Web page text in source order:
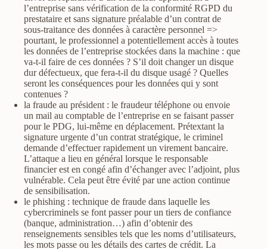
l’entreprise sans vérification de la conformité RGPD du
prestataire et sans signature préalable d’un contrat de
sous-traitance des données à caractère personnel =>
pourtant, le professionnel a potentiellement accès à toutes
les données de l’entreprise stockées dans la machine : que
va-t-il faire de ces données ? S’il doit changer un disque
dur défectueux, que fera-t-il du disque usagé ? Quelles
seront les conséquences pour les données qui y sont
contenues ?
la fraude au président : le fraudeur téléphone ou envoie
un mail au comptable de l’entreprise en se faisant passer
pour le PDG, lui-même en déplacement. Prétextant la
signature urgente d’un contrat stratégique, le criminel
demande d’effectuer rapidement un virement bancaire.
L’attaque a lieu en général lorsque le responsable
financier est en congé afin d’échanger avec l’adjoint, plus
vulnérable. Cela peut être évité par une action continue
de sensibilisation.
le phishing : technique de fraude dans laquelle les
cybercriminels se font passer pour un tiers de confiance
(banque, administration…) afin d’obtenir des
renseignements sensibles tels que les noms d’utilisateurs,
les mots passe ou les détails des cartes de crédit. La